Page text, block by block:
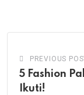
PREVIOUS
5 Fashion
Ikuti!